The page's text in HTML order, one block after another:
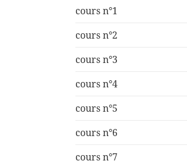
cours n°1
cours n°2
cours n°3
cours n°4
cours n°5
cours n°6
cours n°7